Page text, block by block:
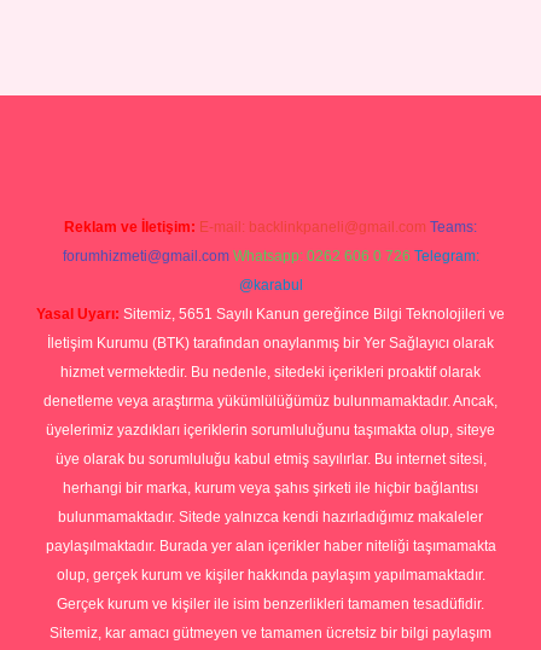
Reklam ve İletişim: E-mail: backlinkpaneli@gmail.com Teams:
forumhizmeti@gmail.com Whatsapp: 0262 606 0 726 Telegram:
@karabul
Yasal Uyarı: Sitemiz, 5651 Sayılı Kanun gereğince Bilgi Teknolojileri ve
İletişim Kurumu (BTK) tarafından onaylanmış bir Yer Sağlayıcı olarak
hizmet vermektedir. Bu nedenle, sitedeki içerikleri proaktif olarak
denetleme veya araştırma yükümlülüğümüz bulunmamaktadır. Ancak,
üyelerimiz yazdıkları içeriklerin sorumluluğunu taşımakta olup, siteye
üye olarak bu sorumluluğu kabul etmiş sayılırlar. Bu internet sitesi,
herhangi bir marka, kurum veya şahıs şirketi ile hiçbir bağlantısı
bulunmamaktadır. Sitede yalnızca kendi hazırladığımız makaleler
paylaşılmaktadır. Burada yer alan içerikler haber niteliği taşımamakta
olup, gerçek kurum ve kişiler hakkında paylaşım yapılmamaktadır.
Gerçek kurum ve kişiler ile isim benzerlikleri tamamen tesadüfidir.
Sitemiz, kar amacı gütmeyen ve tamamen ücretsiz bir bilgi paylaşım